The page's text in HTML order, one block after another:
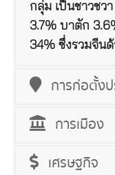
กลุ่ม เป็นชาวชว
3.7% บาตัก
34% ซึ่งรวมจีน
การก่อตั้งป
การเมือง
เศรษฐกิจ